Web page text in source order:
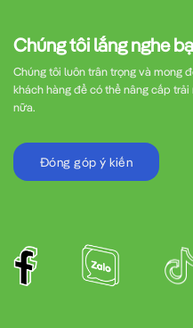
Chúng tôi lắng nghe
Chúng tôi luôn trân trọng và mong
khách hàng để có thể nâng cấp
nữa.
Đóng góp ý kiến